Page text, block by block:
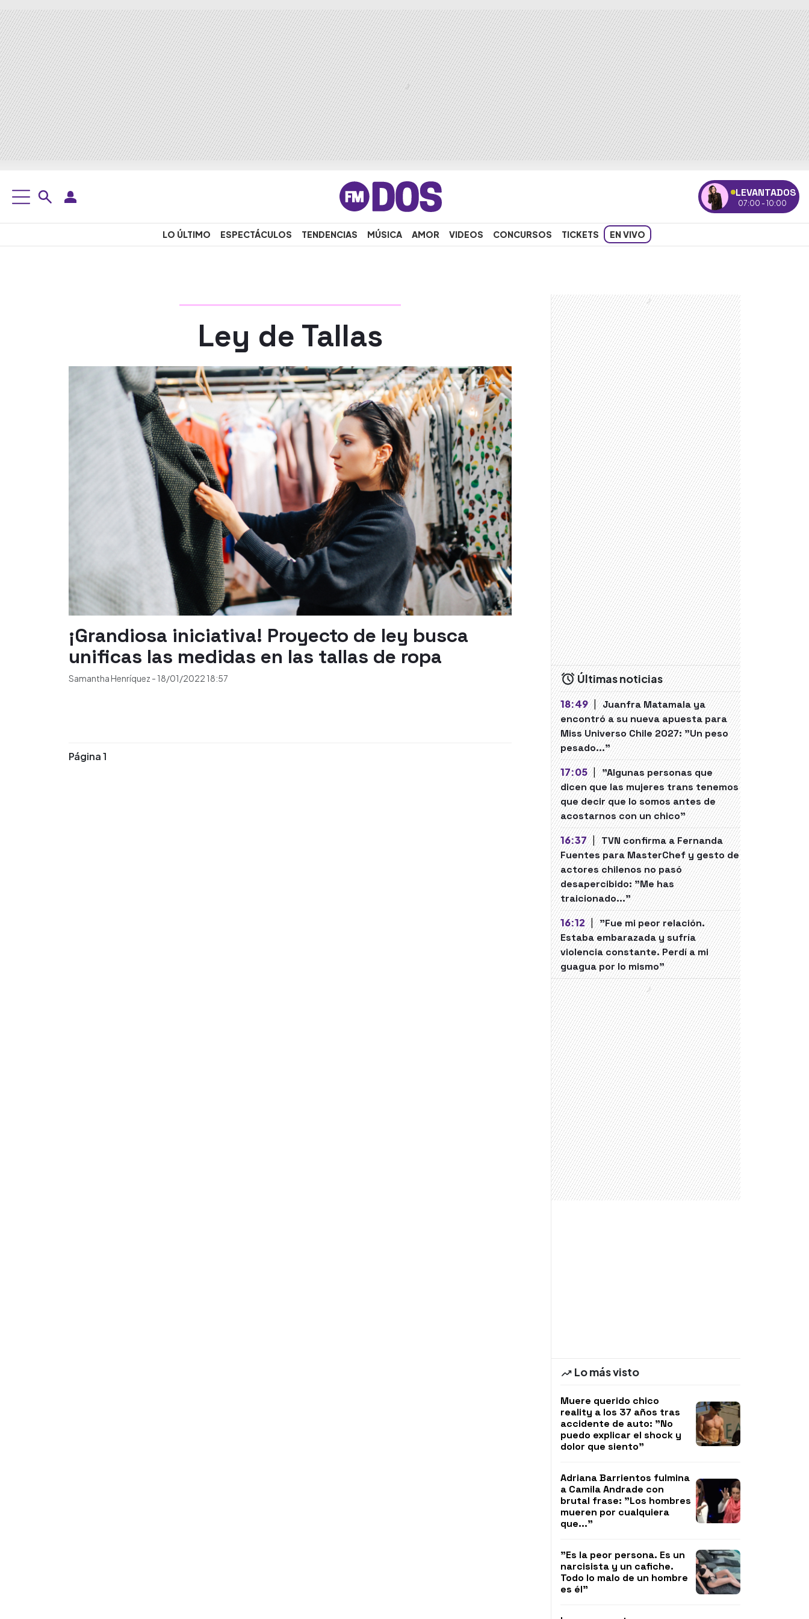
LEVANTADOS
07:00 - 10:00
LO ÚLTIMO ESPECTÁCULOS TENDENCIAS MÚSICA AMOR VIDEOS CONCURSOS TICKETS EN VIVO
Ley de Tallas
¡Grandiosa iniciativa! Proyecto de ley busca
unificas las medidas en las tallas de ropa
Samantha Henríquez - 18/01/2022 18:57
Página 1
Últimas noticias
18:49 | Juanfra Matamala ya
encontró a su nueva apuesta para
Miss Universo Chile 2027: "Un peso
pesado..."
17:05 | "Algunas personas que
dicen que las mujeres trans tenemos
que decir que lo somos antes de
acostarnos con un chico"
16:37 | TVN confirma a Fernanda
Fuentes para MasterChef y gesto de
actores chilenos no pasó
desapercibido: "Me has
traicionado..."
16:12 | "Fue mi peor relación.
Estaba embarazada y sufría
violencia constante. Perdí a mi
guagua por lo mismo"
Lo más visto
Muere querido chico
reality a los 37 años tras
accidente de auto: "No
puedo explicar el shock y
dolor que siento"
Adriana Barrientos fulmina
a Camila Andrade con
brutal frase: "Los hombres
mueren por cualquiera
que..."
"Es la peor persona. Es un
narcisista y un cafiche.
Todo lo malo de un hombre
es él"